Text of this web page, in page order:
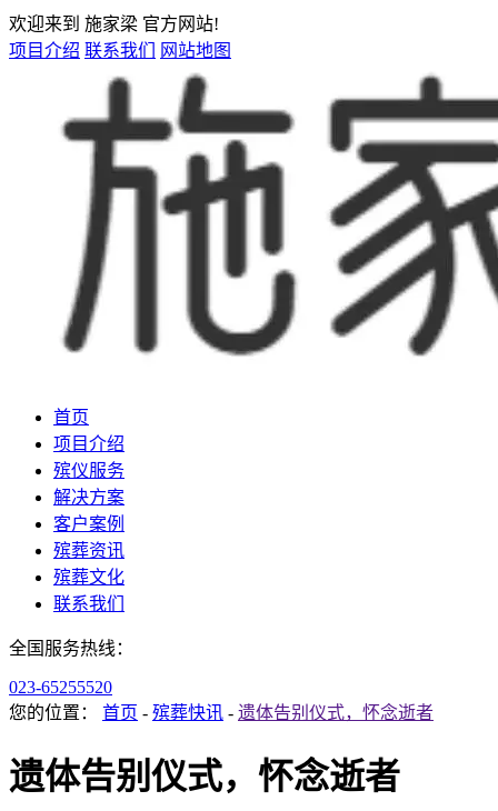
欢迎来到 施家梁 官方网站!
项目介绍 联系我们 网站地图
首页
项目介绍
殡仪服务
解决方案
客户案例
殡葬资讯
殡葬文化
联系我们
全国服务热线：
023-65255520
您的位置：
首页 - 殡葬快讯 - 遗体告别仪式，怀念逝者
遗体告别仪式，怀念逝者